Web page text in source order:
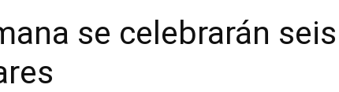
se celebrarán seis